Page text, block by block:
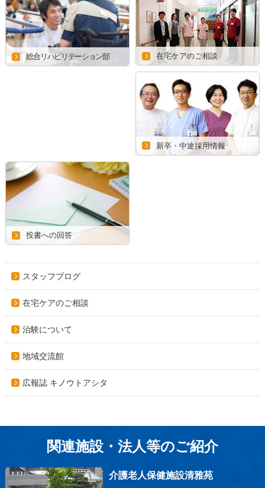
総合リハビリテーション部 在宅ケアのご相談
新卒・中途採用情報
投書への回答
スタッフブログ
在宅ケアのご相談
治験について
地域交流館
広報誌 キノウトアシタ
関連施設・法人等のご紹介
介護老人保健施設清雅苑